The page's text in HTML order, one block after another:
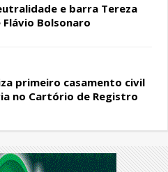
e barra Tereza
Bolsonaro
primeiro casamento civil
no Cartório de Registro